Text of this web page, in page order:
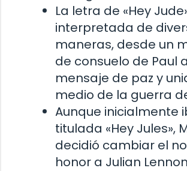
La letra de «Hey
interpretada de
maneras, desde un
de consuelo de Paul
mensaje de paz y
medio de la guerra
Aunque inicialmente
titulada «Hey Jules»,
decidió cambiar el
honor a Julian